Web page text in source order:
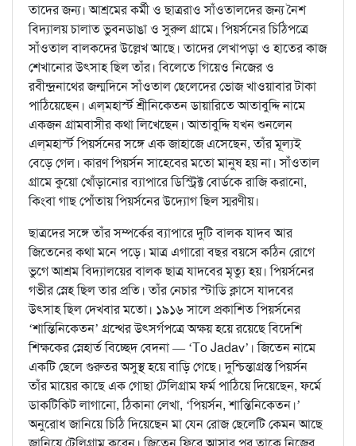
তাদের জন্য। আশ্রমের কর্মী ও ছাত্ররাও সাঁওতালদের জন্য নৈশ
বিদ্যালয় চালাত ভুবনডাঙা ও সুরুল গ্রামে। পিয়র্সনের চিঠিপত্রে
সাঁওতাল বালকদের উল্লেখ আছে। তাদের লেখাপড়া ও হাতের কাজ
শেখানোর উৎসাহ ছিল তাঁর। বিলেতে গিয়েও নিজের ও
রবীন্দ্রনাথের জন্মদিনে সাঁওতাল ছেলেদের ভোজ খাওয়াবার টাকা
পাঠিয়েছেন। এল্‌মহার্স্ট শ্রীনিকেতন ডায়ারিতে আতাবুদ্দি নামে
একজন গ্রামবাসীর কথা লিখেছেন। আতাবুদ্দি যখন শুনলেন
এল্‌মহার্স্ট পিয়র্সনের সঙ্গে এক জাহাজে এসেছেন, তাঁর মূল্যই
বেড়ে গেল। কারণ পিয়র্সন সাহেবের মতো মানুষ হয় না। সাঁওতাল
গ্রামে কুয়ো খোঁড়ানোর ব্যাপারে ডিস্ট্রিক্ট বোর্ডকে রাজি করানো,
কিংবা গাছ পোঁতায় পিয়র্সনের উদ্যোগ ছিল স্মরণীয়।
ছাত্রদের সঙ্গে তাঁর সম্পর্কের ব্যাপারে দুটি বালক যাদব আর
জিতেনের কথা মনে পড়ে। মাত্র এগারো বছর বয়সে কঠিন রোগে
ভুগে আশ্রম বিদ্যালয়ের বালক ছাত্র যাদবের মৃত্যু হয়। পিয়র্সনের
গভীর স্নেহ ছিল তার প্রতি। তাঁর নেচার স্টাডি ক্লাসে যাদবের
উৎসাহ ছিল দেখবার মতো। ১৯১৬ সালে প্রকাশিত পিয়র্সনের
‘শান্তিনিকেতন’ গ্রন্থের উৎসর্গপত্রে অক্ষয় হয়ে রয়েছে বিদেশি
শিক্ষকের স্নেহার্ত বিচ্ছেদ বেদনা — ‘To Jadav’। জিতেন নামে
একটি ছেলে গুরুতর অসুস্থ হয়ে বাড়ি গেছে। দুশ্চিন্তাগ্রস্ত পিয়র্সন
তাঁর মায়ের কাছে এক গোছা টেলিগ্রাম ফর্ম পাঠিয়ে দিয়েছেন, ফর্মে
ডাকটিকিট লাগানো, ঠিকানা লেখা, ‘পিয়র্সন, শান্তিনিকেতন।’
অনুরোধ জানিয়ে চিঠি দিয়েছেন মা যেন রোজ ছেলেটি কেমন আছে